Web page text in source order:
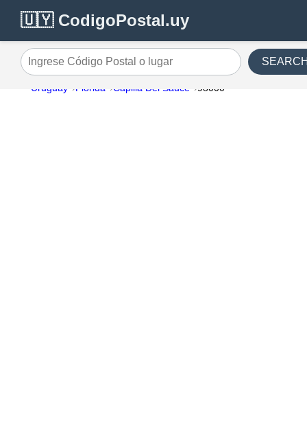
🇺🇾 CodigoPostal.uy
Ingrese Código Postal o lugar
Uruguay Florida Capilla Del Sauce 98000